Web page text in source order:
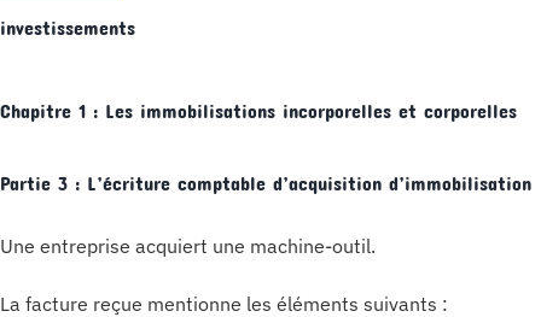
investissements
Chapitre 1 : Les immobilisations incorporelles et corporelles
Partie 3 : L’écriture comptable d’acquisition d’immobilisation
Une entreprise acquiert une machine-outil.
La facture reçue mentionne les éléments suivants :